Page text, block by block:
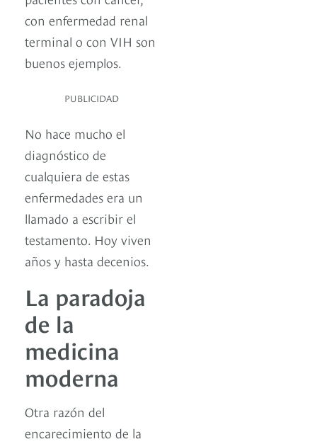
con enfermedad renal
terminal o con VIH son
buenos ejemplos.
PUBLICIDAD
No hace mucho el
diagnóstico de
cualquiera de estas
enfermedades era un
llamado a escribir el
testamento. Hoy viven
años y hasta decenios.
La paradoja
de la
medicina
moderna
Otra razón del
encarecimiento de la